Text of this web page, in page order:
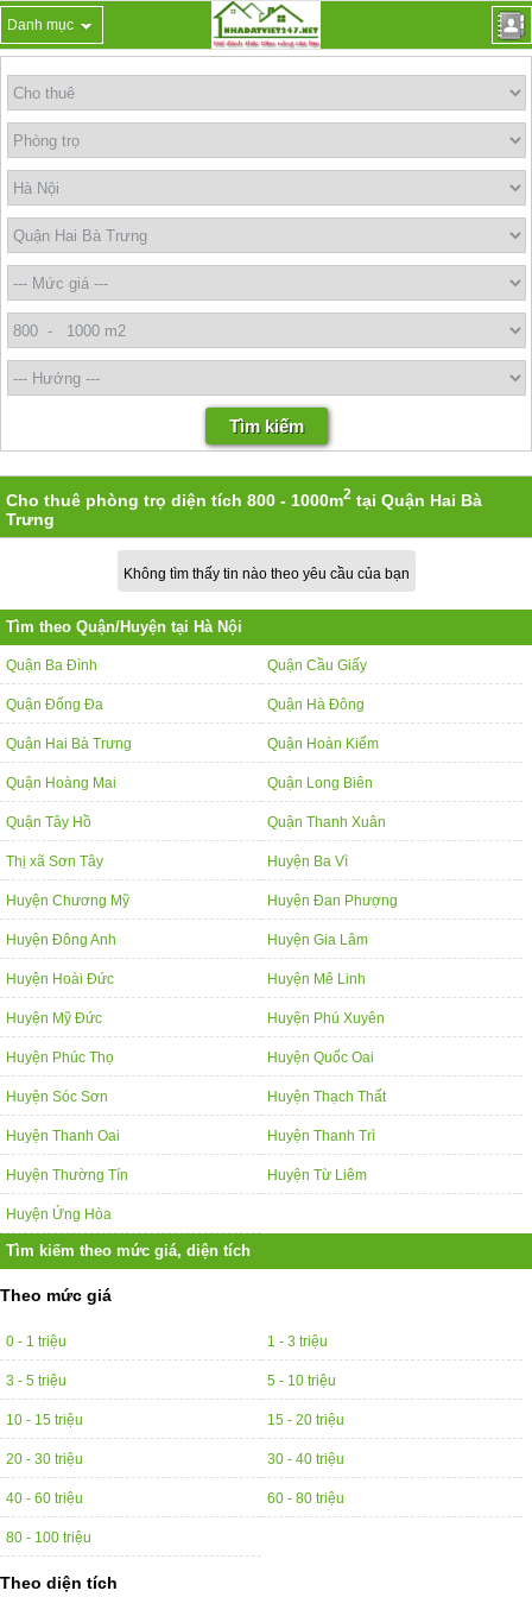
Danh mục
Cho thuê phòng trọ diện tích 800 - 1000m2 tại Quận Hai Bà
Trưng
Không tìm thấy tin nào theo yêu cầu của bạn
Tìm theo Quận/Huyện tại Hà Nội
Quận Ba Đình Quận Cầu Giấy
Quận Đống Đa Quận Hà Đông
Quận Hai Bà Trưng Quận Hoàn Kiếm
Quận Hoàng Mai Quận Long Biên
Quận Tây Hồ Quận Thanh Xuân
Thị xã Sơn Tây Huyện Ba Vì
Huyện Chương Mỹ Huyện Đan Phượng
Huyện Đông Anh Huyện Gia Lâm
Huyện Hoài Đức Huyện Mê Linh
Huyện Mỹ Đức Huyện Phú Xuyên
Huyện Phúc Thọ Huyện Quốc Oai
Huyện Sóc Sơn Huyện Thạch Thất
Huyện Thanh Oai Huyện Thanh Trì
Huyện Thường Tín Huyện Từ Liêm
Huyện Ứng Hòa
Tìm kiếm theo mức giá, diện tích
Theo mức giá
0 - 1 triệu 1 - 3 triệu
3 - 5 triệu 5 - 10 triệu
10 - 15 triệu 15 - 20 triệu
20 - 30 triệu 30 - 40 triệu
40 - 60 triệu 60 - 80 triệu
80 - 100 triệu
Theo diện tích